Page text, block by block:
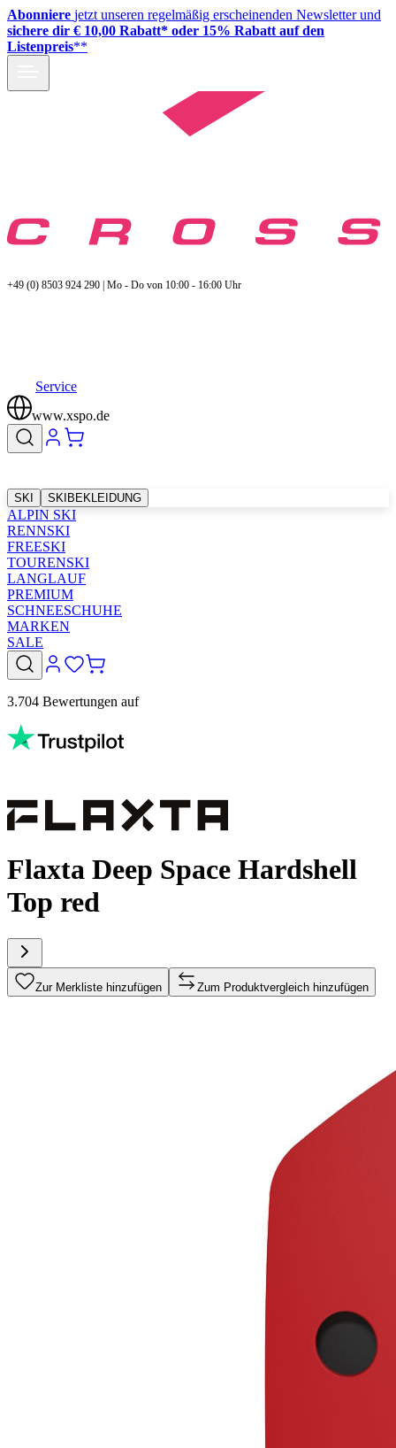
Abonniere jetzt unseren regelmäßig erscheinenden Newsletter und
sichere dir € 10,00 Rabatt* oder 15% Rabatt auf den
Listenpreis**
+49 (0) 8503 924 290 | Mo - Do von 10:00 - 16:00 Uhr
Service
www.xspo.de
SKI SKIBEKLEIDUNG
ALPIN SKI
RENNSKI
FREESKI
TOURENSKI
LANGLAUF
PREMIUM
SCHNEESCHUHE
MARKEN
SALE
3.704 Bewertungen auf
Flaxta Deep Space Hardshell
Top red
Zur Merkliste hinzufügen Zum Produktvergleich hinzufügen